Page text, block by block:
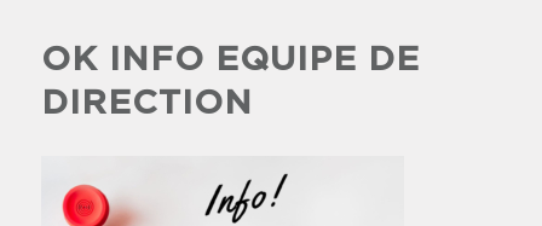
OK INFO EQUIPE DE
DIRECTION